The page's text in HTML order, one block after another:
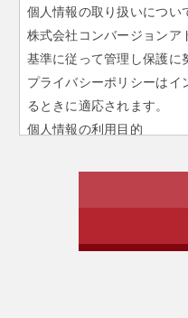
個人情報の取り扱いについ
株式会社コンバージョンア
基準に従って管理し保護に
プライバシーポリシーは
るときに適応されます。
個人情報の利用目的
ずれかの目的で使用してお
1. 当社への問い合わせに
2. 採用活動の選考・連絡を
3. 当社のサービスをご連